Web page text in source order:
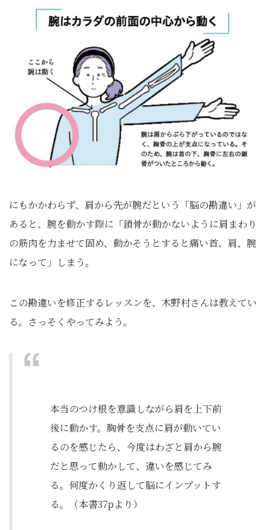
にもかかわらず、肩から先が腕だという「脳の勘違い」が
あると、腕を動かす際に「鎖骨が動かないように肩まわり
の筋肉を力ませて固め、動かそうとすると痛い首、肩、腕
になって」しまう。
この勘違いを修正するレッスンを、木野村さんは教えてい
る。さっそくやってみよう。
本当のつけ根を意識しながら肩を上下前
後に動かす。胸骨を支点に肩が動いてい
るのを感じたら、今度はわざと肩から腕
だと思って動かして、違いを感じてみ
る。何度かくり返して脳にインプットす
る。（本書37pより）